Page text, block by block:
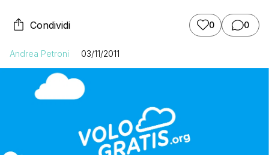
Condividi 0 0
Andrea Petroni 03/11/2011